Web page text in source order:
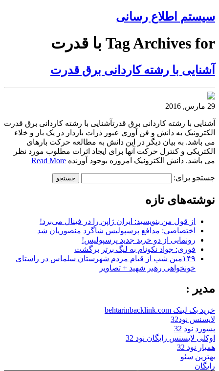
سیستم اطلاع رسانی
Tag Archives for با قدرت
آشنایی با رشته کاردانی برق قدرت
29 مارس, 2016
آشنایی با رشته کاردانی برق قدرتآشنایی با رشته کاردانی برق قدرت
الکترونیک به دانش و فن آوری عبور ذرات باردار در یک بار و خلاء
می باشد. به بیان دیگر در این دانش به مطالعه حرکت بارهای
الکتریکی و کنترل حرکت آنها برای ایجاد اثرات مطلوب مورد نظر
می باشد. دانش الکترونیک امروزه بوجود آورنده Read More
جستجو برای:
نوشته‌های تازه
از قول من بنویسید: ایران ژاپن را در فینال می‌برد!
اختصاصی: مدافع پرسپولیس شاگرد منصوریان شد
رونمایی از دو خرید جدید پرسپولیس!
فوری: جواد نکونام به لیگ برتر برگشت
۱۴۹مین شب از قیام مردم شهرستان سلماس در راستای
خونخواهی رهبر شهید + تصاویر
مدیر :
خرید بک لینک behtarinbacklink.com
لایسنس نود32
پسورد نود 32
اوکلی لایسنس رایگان نود 32
همیار نود 32
بهترین سئو
رایگان